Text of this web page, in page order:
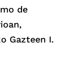
de
Gazteen I.